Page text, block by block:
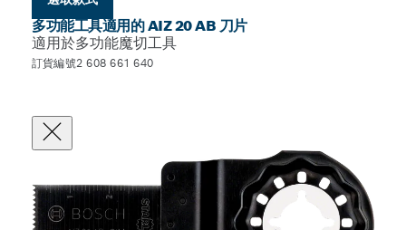
多功能工具適用的 AIZ 20 AB 刀片
適用於多功能魔切工具
訂貨編號2 608 661 640